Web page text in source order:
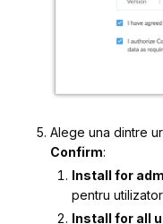
Alege una dintre
Confirm:
Install for
pentru
Install for all